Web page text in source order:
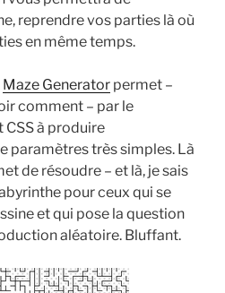
reprendre vos parties là où
en même temps.
Maze Generator permet –
comment – par le
CSS à produire
paramètres très simples. Là
de résoudre – et là, je sais
pour ceux qui se
et qui pose la question
aléatoire. Bluffant.